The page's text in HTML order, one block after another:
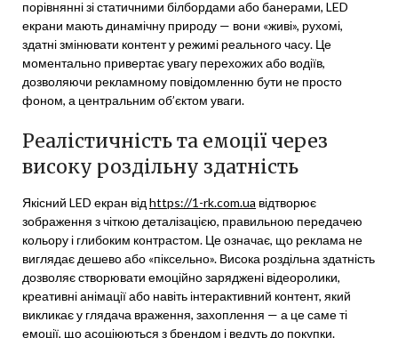
порівнянні зі статичними білбордами або банерами, LED
екрани мають динамічну природу — вони «живі», рухомі,
здатні змінювати контент у режимі реального часу. Це
моментально привертає увагу перехожих або водіїв,
дозволяючи рекламному повідомленню бути не просто
фоном, а центральним об’єктом уваги.
Реалістичність та емоції через
високу роздільну здатність
Якісний LED екран від https://1-rk.com.ua відтворює
зображення з чіткою деталізацією, правильною передачею
кольору і глибоким контрастом. Це означає, що реклама не
виглядає дешево або «піксельно». Висока роздільна здатність
дозволяє створювати емоційно заряджені відеоролики,
креативні анімації або навіть інтерактивний контент, який
викликає у глядача враження, захоплення — а це саме ті
емоції, що асоціюються з брендом і ведуть до покупки.